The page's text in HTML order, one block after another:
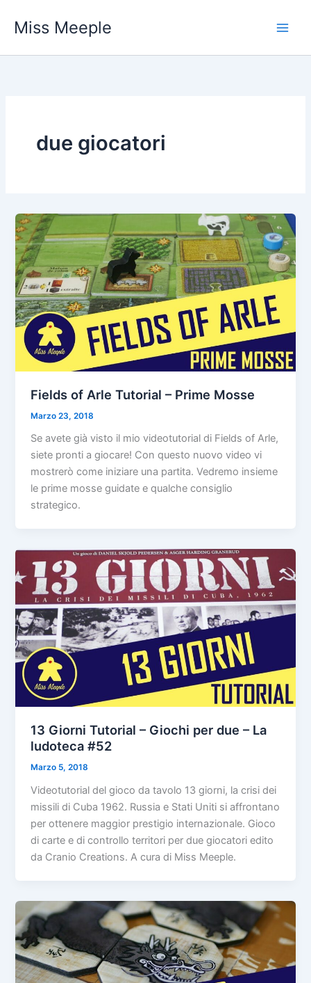
Miss Meeple
due giocatori
Fields of Arle Tutorial – Prime Mosse
Marzo 23, 2018
Se avete già visto il mio videotutorial di Fields of Arle,
siete pronti a giocare! Con questo nuovo video vi
mostrerò come iniziare una partita. Vedremo insieme
le prime mosse guidate e qualche consiglio
strategico.
13 Giorni Tutorial – Giochi per due – La
ludoteca #52
Marzo 5, 2018
Videotutorial del gioco da tavolo 13 giorni, la crisi dei
missili di Cuba 1962. Russia e Stati Uniti si affrontano
per ottenere maggior prestigio internazionale. Gioco
di carte e di controllo territori per due giocatori edito
da Cranio Creations. A cura di Miss Meeple.